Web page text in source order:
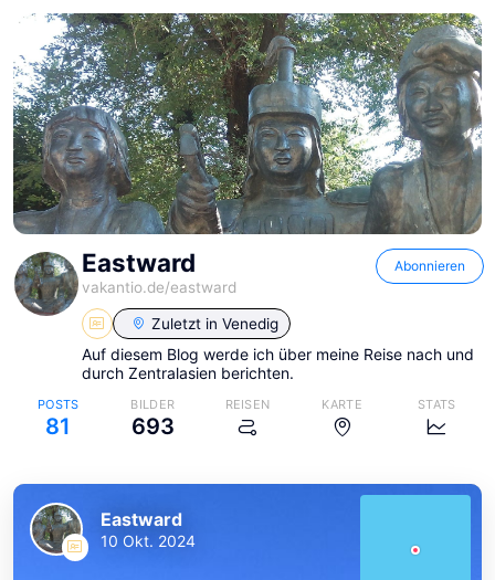
Eastward
vakantio.de/eastward
Abonnieren
Zuletzt in Venedig
Auf diesem Blog werde ich über meine Reise nach und
durch Zentralasien berichten.
POSTS
81
BILDER
693
REISEN KARTE STATS
Eastward
10 Okt. 2024